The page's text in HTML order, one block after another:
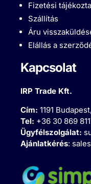
Fizetési
Szállítás
Áru
Elállás a
Kapcsolat
IRP Trade Kft.
Cím:1191
Tel: +36 30 869
Ügyfélszolgálat:
Ajánlatkérés: